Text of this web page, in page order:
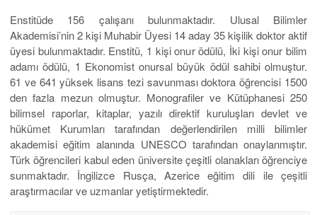
Enstitüde 156 çalışanı bulunmaktadır. Ulusal Bilimler
Akademisi’nin 2 kişi Muhabir Üyesi 14 aday 35 kişilik doktor aktif
üyesi bulunmaktadır. Enstitü, 1 kişi onur ödülü, İki kişi onur bilim
adamı ödülü, 1 Ekonomist onursal büyük ödül sahibi olmuştur.
61 ve 641 yüksek lisans tezi savunması doktora öğrencisi 1500
den fazla mezun olmuştur. Monografiler ve Kütüphanesi 250
bilimsel raporlar, kitaplar, yazılı direktif kuruluşları devlet ve
hükümet Kurumları tarafından değerlendirilen milli bilimler
akademisi eğitim alanında UNESCO tarafından onaylanmıştır.
Türk öğrencileri kabul eden üniversite çeşitli olanakları öğrenciye
sunmaktadır. İngilizce Rusça, Azerice eğitim dili ile çeşitli
araştırmacılar ve uzmanlar yetiştirmektedir.